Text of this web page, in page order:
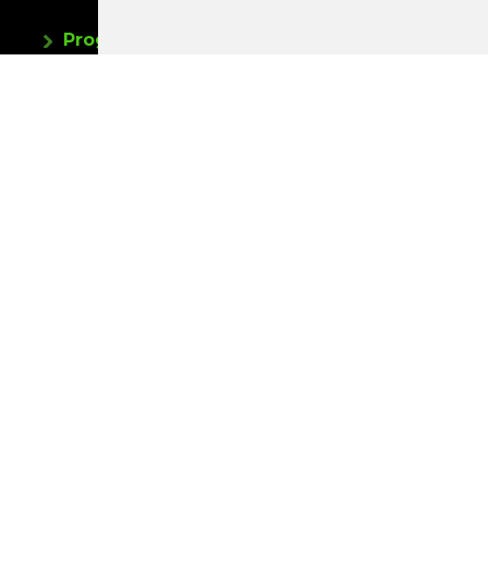
Programa de publicacions